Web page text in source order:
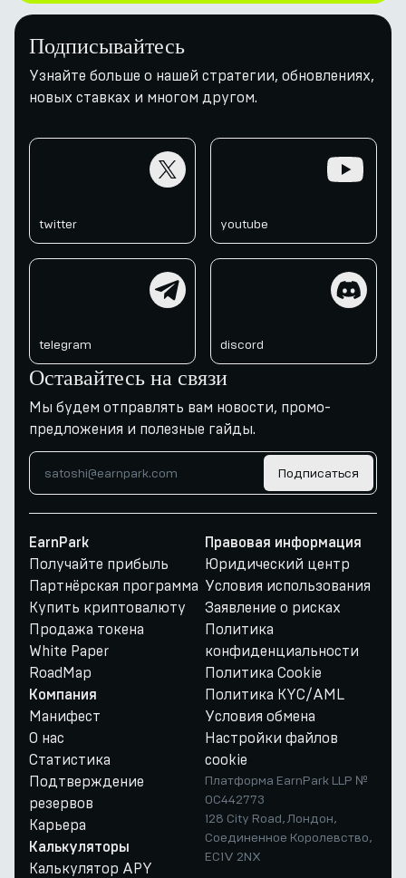
Подписывайтесь
Узнайте больше о нашей стратегии, обновлениях,
новых ставках и многом другом.
twitter youtube
telegram discord
Оставайтесь на связи
Мы будем отправлять вам новости, промо-
предложения и полезные гайды.
Подписаться
EarnPark
Получайте прибыль
Партнёрская программа
Купить криптовалюту
Продажа токена
White Paper
RoadMap
Компания
Манифест
О нас
Статистика
Подтверждение
резервов
Карьера
Калькуляторы
Калькулятор APY
Правовая информация
Юридический центр
Условия использования
Заявление о рисках
Политика
конфиденциальности
Политика Cookie
Политика KYC/AML
Условия обмена
Настройки файлов
cookie
Платформа EarnPark LLP №
OC442773
128 City Road, Лондон,
Соединенное Королевство,
EC1V 2NX